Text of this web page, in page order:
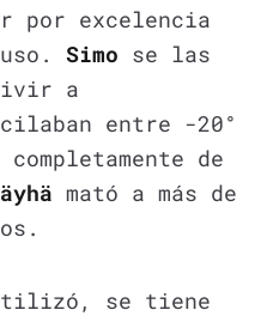
por excelencia
Simo se las
a
entre -20°
de
mató a más de
se tiene